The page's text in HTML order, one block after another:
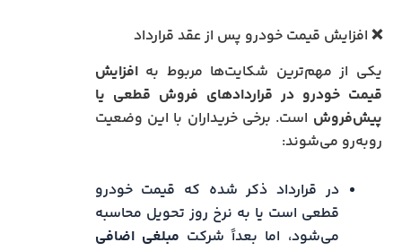
❌ افزایش قیمت خودرو پس از عقد قرارداد
یکی از مهم‌ترین شکایت‌ها مربوط بهافزایش
قیمت خودرو در قراردادهای فروش قطعی یا
پیش‌فروش است. برخی خریداران با این وضعیت
روبه‌رو می‌شوند:
در قرارداد ذکر شده که قیمت خودرو
قطعی است یا به نرخ روز تحویل محاسبه
می‌شود، اما بعداً شرکت مبلغی اضافی